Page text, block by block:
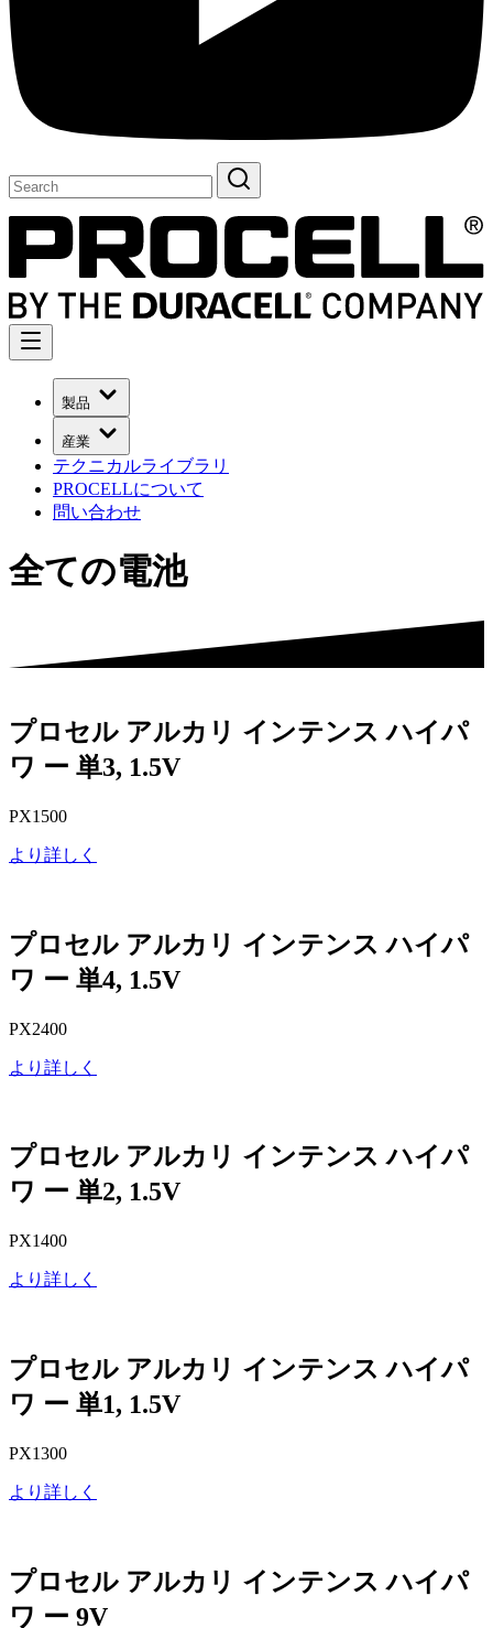
製品
産業
テクニカルライブラリ
PROCELLについて
問い合わせ
全ての電池
プロセル アルカリ インテンス ハイパ
ワ ー 単3, 1.5V
PX1500
より詳しく
プロセル アルカリ インテンス ハイパ
ワ ー 単4, 1.5V
PX2400
より詳しく
プロセル アルカリ インテンス ハイパ
ワ ー 単2, 1.5V
PX1400
より詳しく
プロセル アルカリ インテンス ハイパ
ワ ー 単1, 1.5V
PX1300
より詳しく
プロセル アルカリ インテンス ハイパ
ワ ー 9V